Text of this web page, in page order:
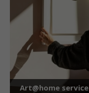
Art@home service